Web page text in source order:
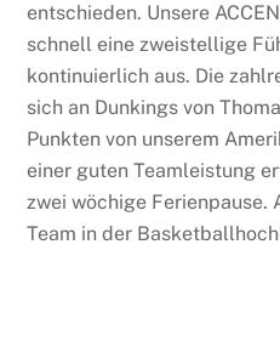
entschieden. Unsere
schnell eine zweistellige
kontinuierlich aus. Die
sich an Dunkings von
Punkten von unserem
einer guten Teamleistung
zwei wöchige
Team in der